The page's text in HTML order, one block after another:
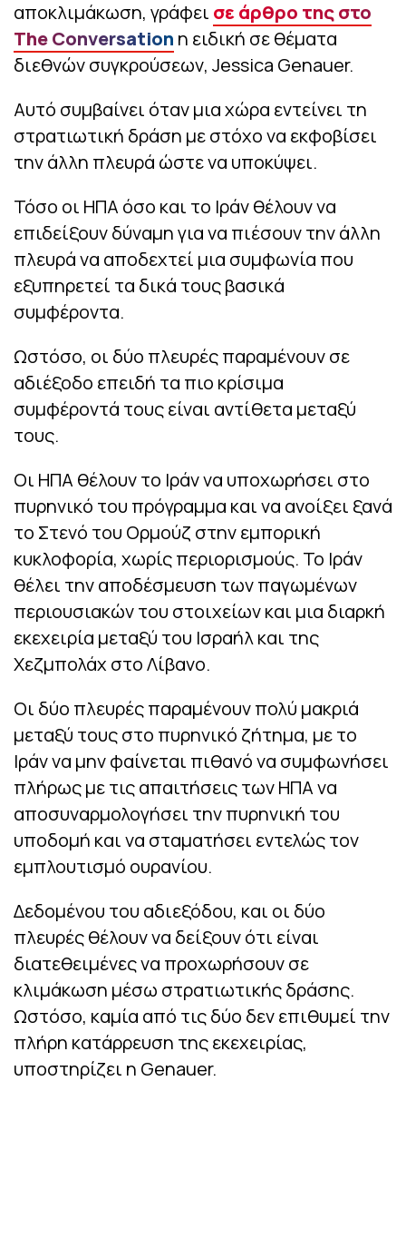
αποκλιμάκωση, γράφει σε άρθρο της στο
The Conversation η ειδική σε θέματα
διεθνών συγκρούσεων, Jessica Genauer.
Αυτό συμβαίνει όταν μια χώρα εντείνει τη
στρατιωτική δράση με στόχο να εκφοβίσει
την άλλη πλευρά ώστε να υποκύψει.
Τόσο οι ΗΠΑ όσο και το Ιράν θέλουν να
επιδείξουν δύναμη για να πιέσουν την άλλη
πλευρά να αποδεχτεί μια συμφωνία που
εξυπηρετεί τα δικά τους βασικά
συμφέροντα.
Ωστόσο, οι δύο πλευρές παραμένουν σε
αδιέξοδο επειδή τα πιο κρίσιμα
συμφέροντά τους είναι αντίθετα μεταξύ
τους.
Οι ΗΠΑ θέλουν το Ιράν να υποχωρήσει στο
πυρηνικό του πρόγραμμα και να ανοίξει ξανά
το Στενό του Ορμούζ στην εμπορική
κυκλοφορία, χωρίς περιορισμούς. Το Ιράν
θέλει την αποδέσμευση των παγωμένων
περιουσιακών του στοιχείων και μια διαρκή
εκεχειρία μεταξύ του Ισραήλ και της
Χεζμπολάχ στο Λίβανο.
Οι δύο πλευρές παραμένουν πολύ μακριά
μεταξύ τους στο πυρηνικό ζήτημα, με το
Ιράν να μην φαίνεται πιθανό να συμφωνήσει
πλήρως με τις απαιτήσεις των ΗΠΑ να
αποσυναρμολογήσει την πυρηνική του
υποδομή και να σταματήσει εντελώς τον
εμπλουτισμό ουρανίου.
Δεδομένου του αδιεξόδου, και οι δύο
πλευρές θέλουν να δείξουν ότι είναι
διατεθειμένες να προχωρήσουν σε
κλιμάκωση μέσω στρατιωτικής δράσης.
Ωστόσο, καμία από τις δύο δεν επιθυμεί την
πλήρη κατάρρευση της εκεχειρίας,
υποστηρίζει η Genauer.